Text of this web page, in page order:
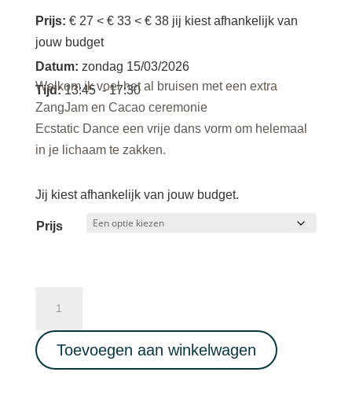
Prijs: € 27 < € 33 < € 38 jij kiest afhankelijk van
jouw budget
Datum: zondag 15/03/2026
Tijd:13:45 - 17:30
Welkom ik voel het al bruisen met een extra
ZangJam en Cacao ceremonie
Ecstatic Dance een vrije dans vorm om helemaal
in je lichaam te zakken.
Jij kiest afhankelijk van jouw budget.
Prijs
Full
Live
Toevoegen aan winkelwagen